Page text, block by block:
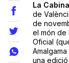
La
de
de
el món de
Oficial
una